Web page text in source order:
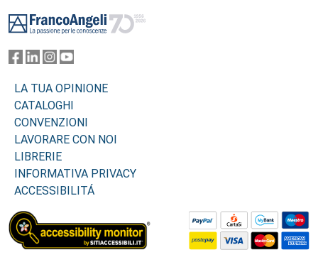
LA TUA OPINIONE
CATALOGHI
CONVENZIONI
LAVORARE CON NOI
LIBRERIE
INFORMATIVA PRIVACY
ACCESSIBILITÁ